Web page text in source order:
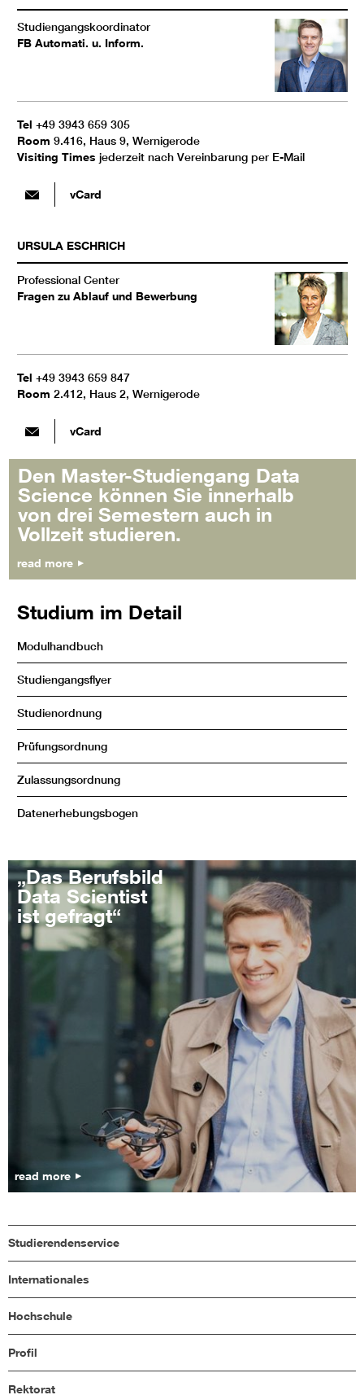
Studiengangskoordinator
FB Automati. u. Inform.
Tel +49 3943 659 305
Room 9.416, Haus 9, Wernigerode
Visiting Times jederzeit nach Vereinbarung per E-Mail
vCard
URSULA ESCHRICH
Professional Center
Fragen zu Ablauf und Bewerbung
Tel +49 3943 659 847
Room 2.412, Haus 2, Wernigerode
vCard
Den Master-Studiengang Data
Science können Sie innerhalb
von drei Semestern auch in
Vollzeit studieren.
read more
Studium im Detail
Modulhandbuch
Studiengangsflyer
Studienordnung
Prüfungsordnung
Zulassungsordnung
Datenerhebungsbogen
„Das Berufsbild
Data Scientist
ist gefragt“
read more
Studierendenservice
Internationales
Hochschule
Profil
Rektorat